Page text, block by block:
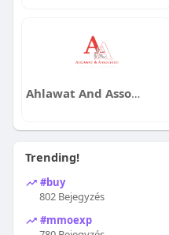
Ahlawat And Associates
Trending!
#buy
802 Bejegyzés
#mmoexp